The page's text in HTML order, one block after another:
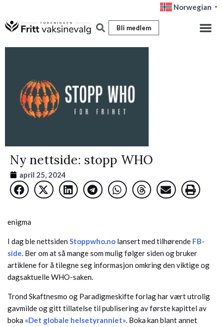
til
Norwegian ▼
Bli medlem
Ny nettside: stopp WHO
april 25, 2024
enigma
I dag ble nettsiden Stoppwho.no lansert med tilhørende FB-
side. Ber om at så mange som mulig følger siden og bruker
artiklene for å tilegne seg informasjon omkring den viktige og
dagsaktuelle WHO-saken.
Trond Skaftnesmo og Paradigmeskifte forlag har vært utrolig
gavmilde og gitt tillatelse til publisering av første kapittel av
boka «Det globale helsetyranniet». Boka kan blant annet